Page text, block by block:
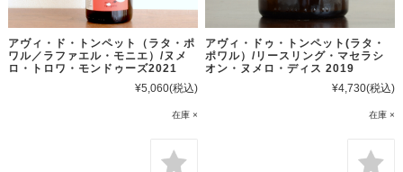
アヴィ・ド・トンペット（ラタ・ポ
ワル／ラファエル・モニエ）/ヌメ
ロ・トロワ・モンドゥーズ2021
¥5,060(税込)
在庫 ×
アヴィ・ドゥ・トンペット(ラタ・
ポワル）/リースリング・マセラシ
オン・ヌメロ・ディス 2019
¥4,730(税込)
在庫 ×